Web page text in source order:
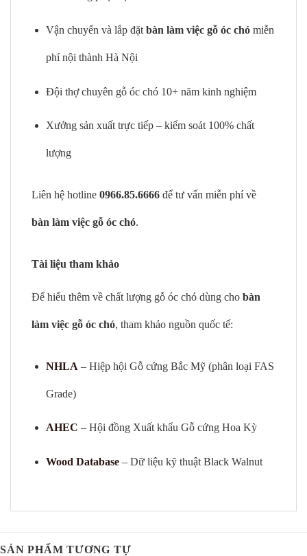
Vận chuyển và lắp đặt bàn làm việc gỗ óc chómiễn
phí nội thành Hà Nội
Đội thợ chuyên gỗ óc chó 10+ năm kinh nghiệm
Xưởng sản xuất trực tiếp – kiểm soát 100% chất
lượng
Liên hệ hotline 0966.85.6666 để tư vấn miễn phí về
bàn làm việc gỗ óc chó.
Tài liệu tham khảo
Để hiểu thêm về chất lượng gỗ óc chó dùng cho bàn
làm việc gỗ óc chó, tham khảo nguồn quốc tế:
NHLA – Hiệp hội Gỗ cứng Bắc Mỹ (phân loại FAS
Grade)
AHEC – Hội đồng Xuất khẩu Gỗ cứng Hoa Kỳ
Wood Database– Dữ liệu kỹ thuật Black Walnut
SẢN PHẨM TƯƠNG TỰ